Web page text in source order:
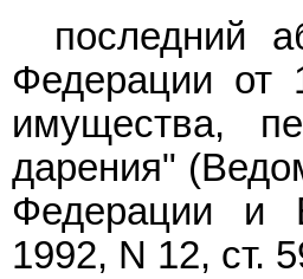
последний
Федерации от
имущества,
дарения"
Федерации и
1992, N 12, ст.